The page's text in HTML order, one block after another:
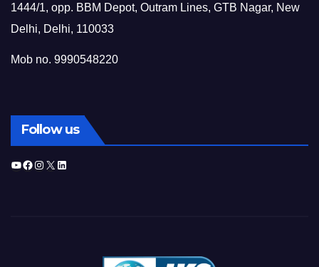
1444/1, opp. BBM Depot, Outram Lines, GTB Nagar, New
Delhi, Delhi, 110033
Mob no. 9990548220
Follow us
YouTube
Facebook
Instagram
X LinkedIn